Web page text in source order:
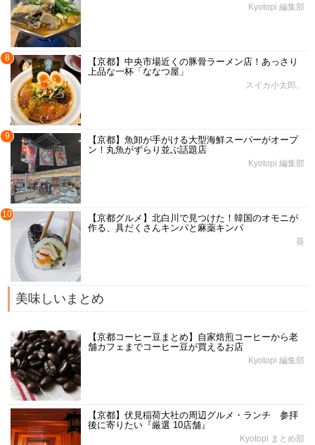
Kyotopi 編集部
8
【京都】中央市場近くの豚骨ラーメン店！あっさり
上品な一杯「ななつ屋」
スイカ小太郎。
9
【京都】魚卸が手がける大型海鮮スーパーがオープ
ン！丸魚がずらり並ぶ話題店
Kyotopi 編集部
10
【京都グルメ】北白川で見つけた！韓国のオモニが
作る、具だくさんキンパと麻薬キンパ
葵
美味しいまとめ
【京都コーヒー豆まとめ】自家焙煎コーヒーから老
舗カフェまでコーヒー豆が買えるお店
Kyotopi 編集部
【京都】伏見稲荷大社の周辺グルメ・ランチ 参拝
後に寄りたい『厳選 10店舗』
Kyotopi まとめ部